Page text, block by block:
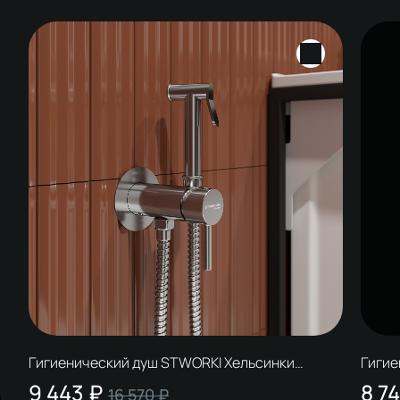
Гигиенический душ STWORKI Хельсинки
HFHS52000 со смесителем, С ВНУТРЕННЕЙ
9 443 ₽ 16 570 ₽ 8